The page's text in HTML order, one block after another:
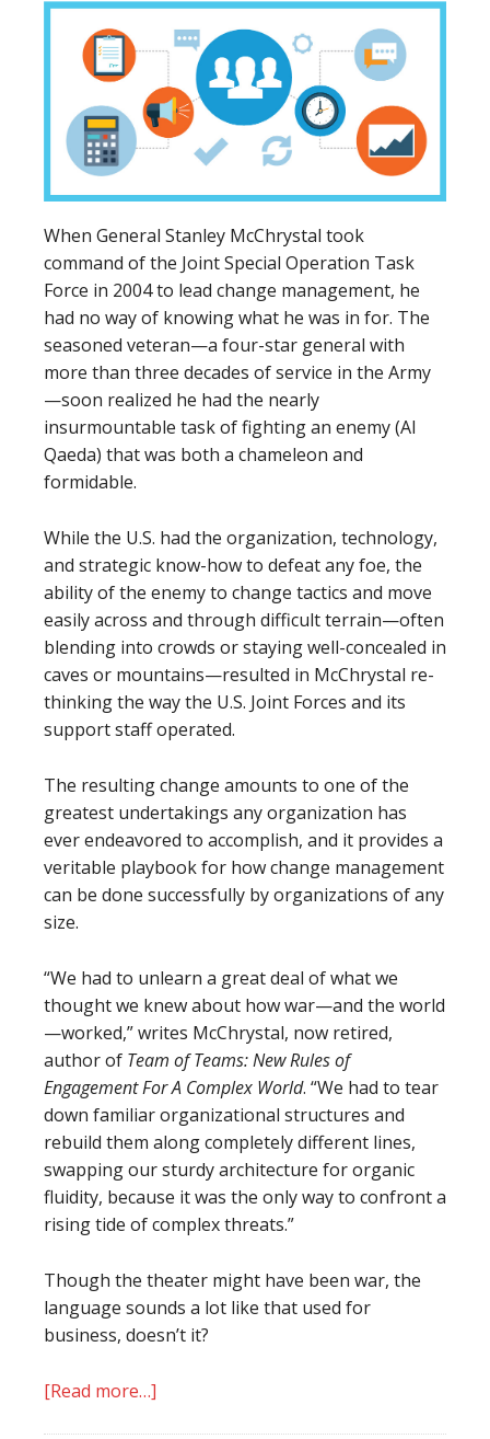
When General Stanley McChrystal took
command of the Joint Special Operation Task
Force in 2004 to lead change management, he
had no way of knowing what he was in for. The
seasoned veteran—a four-star general with
more than three decades of service in the Army
—soon realized he had the nearly
insurmountable task of fighting an enemy (Al
Qaeda) that was both a chameleon and
formidable.
While the U.S. had the organization, technology,
and strategic know-how to defeat any foe, the
ability of the enemy to change tactics and move
easily across and through difficult terrain—often
blending into crowds or staying well-concealed in
caves or mountains—resulted in McChrystal re-
thinking the way the U.S. Joint Forces and its
support staff operated.
The resulting change amounts to one of the
greatest undertakings any organization has
ever endeavored to accomplish, and it provides a
veritable playbook for how change management
can be done successfully by organizations of any
size.
“We had to unlearn a great deal of what we
thought we knew about how war—and the world
—worked,” writes McChrystal, now retired,
author of Team of Teams: New Rules of
Engagement For A Complex World. “We had to tear
down familiar organizational structures and
rebuild them along completely different lines,
swapping our sturdy architecture for organic
fluidity, because it was the only way to confront a
rising tide of complex threats.”
Though the theater might have been war, the
language sounds a lot like that used for
business, doesn’t it?
[Read more…]